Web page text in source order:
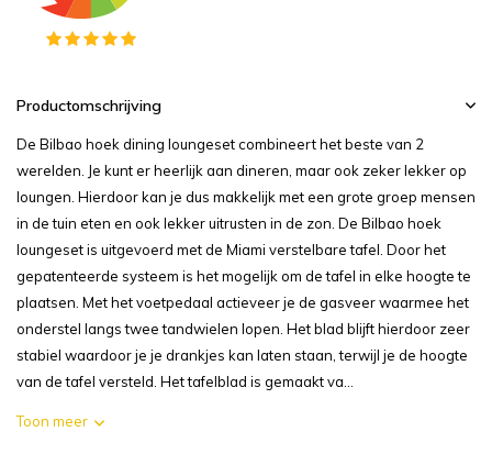
Productomschrijving
De Bilbao hoek dining loungeset combineert het beste van 2
werelden. Je kunt er heerlijk aan dineren, maar ook zeker lekker op
loungen. Hierdoor kan je dus makkelijk met een grote groep mensen
in de tuin eten en ook lekker uitrusten in de zon. De Bilbao hoek
loungeset is uitgevoerd met de Miami verstelbare tafel. Door het
gepatenteerde systeem is het mogelijk om de tafel in elke hoogte te
plaatsen. Met het voetpedaal actieveer je de gasveer waarmee het
onderstel langs twee tandwielen lopen. Het blad blijft hierdoor zeer
stabiel waardoor je je drankjes kan laten staan, terwijl je de hoogte
van de tafel versteld. Het tafelblad is gemaakt va...
Toon meer